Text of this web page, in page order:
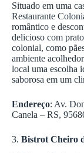
Situado em uma
Restaurante
romântico e
delicioso com
colonial, como
ambiente
local uma escolha
saborosa em um
Endereço: Av.
Canela – RS,
3. Bistrot Cheiro